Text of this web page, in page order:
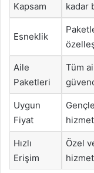
Kapsam
kadar
Esneklik
Aile
Paketleri
Tüm
Uygun
Fiyat
Hızlı
Erişim
Özel